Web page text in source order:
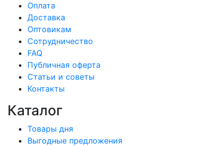
Оплата
Доставка
Оптовикам
Сотрудничество
FAQ
Публичная оферта
Статьи и советы
Контакты
Каталог
Товары дня
Выгодные предложения